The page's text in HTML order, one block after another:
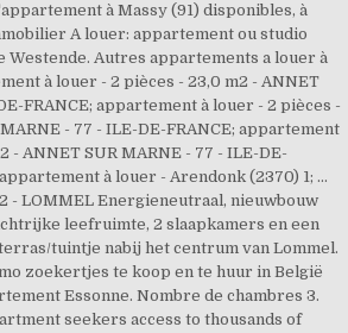
à Massy (91) disponibles, à
A louer: appartement ou studio
Westende. Autres appartements a louer à
à louer - 2 pièces - 23,0 m2 - ANNET
FRANCE; appartement à louer - 2 pièces -
- 77 - ILE-DE-FRANCE; appartement
- ANNET SUR MARNE - 77 - ILE-DE-
à louer - Arendonk (2370) 1; ...
- LOMMEL Energieneutraal, nieuwbouw
leefruimte, 2 slaapkamers en een
tuintje nabij het centrum van Lommel.
zoekertjes te koop en te huur in België
Essonne. Nombre de chambres 3.
seekers access to thousands of